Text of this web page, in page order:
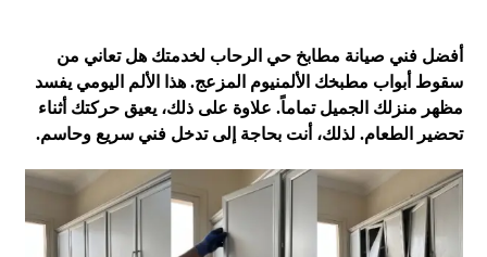
أفضل فني صيانة مطابخ حي الرحاب لخدمتك هل تعاني من
سقوط أبواب مطبخك الألمنيوم المزعج. هذا الألم اليومي يفسد
مظهر منزلك الجميل تماماً. علاوة على ذلك، يعيق حركتك أثناء
تحضير الطعام. لذلك، أنت بحاجة إلى تدخل فني سريع وحاسم.